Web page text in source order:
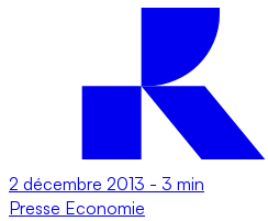
2 décembre 2013 - 3 min
Presse Economie